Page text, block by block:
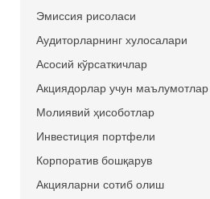
Эмиссия рисоласи
Аудиторларнинг хулосалари
Асосий кўрсаткичлар
Акциядорлар учун маълумотлар
Молиявий ҳисоботлар
Инвестиция портфели
Корпоратив бошқарув
Акцияларни сотиб олиш